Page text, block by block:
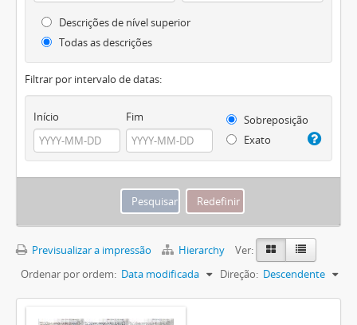
Descrições de nível superior
Todas as descrições
Filtrar por intervalo de datas:
Início Fim
Sobreposição
Exato
Previsualizar a impressão Hierarchy
Ver:
Ordenar por ordem: Data modificada Direção: Descendente